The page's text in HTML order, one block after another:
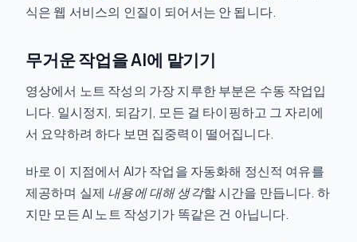
식은 웹 서비스의 인질이 되어서는 안 됩니다.
무거운 작업을 AI에 맡기기
영상에서 노트 작성의 가장 지루한 부분은 수동 작업입
니다. 일시정지, 되감기, 모든 걸 타이핑하고 그 자리에
서 요약하려 하다 보면 집중력이 떨어집니다.
바로 이 지점에서 AI가 작업을 자동화해 정신적 여유를
제공하며 실제 내용에 대해 생각할 시간을 만듭니다. 하
지만 모든 AI 노트 작성기가 똑같은 건 아닙니다.